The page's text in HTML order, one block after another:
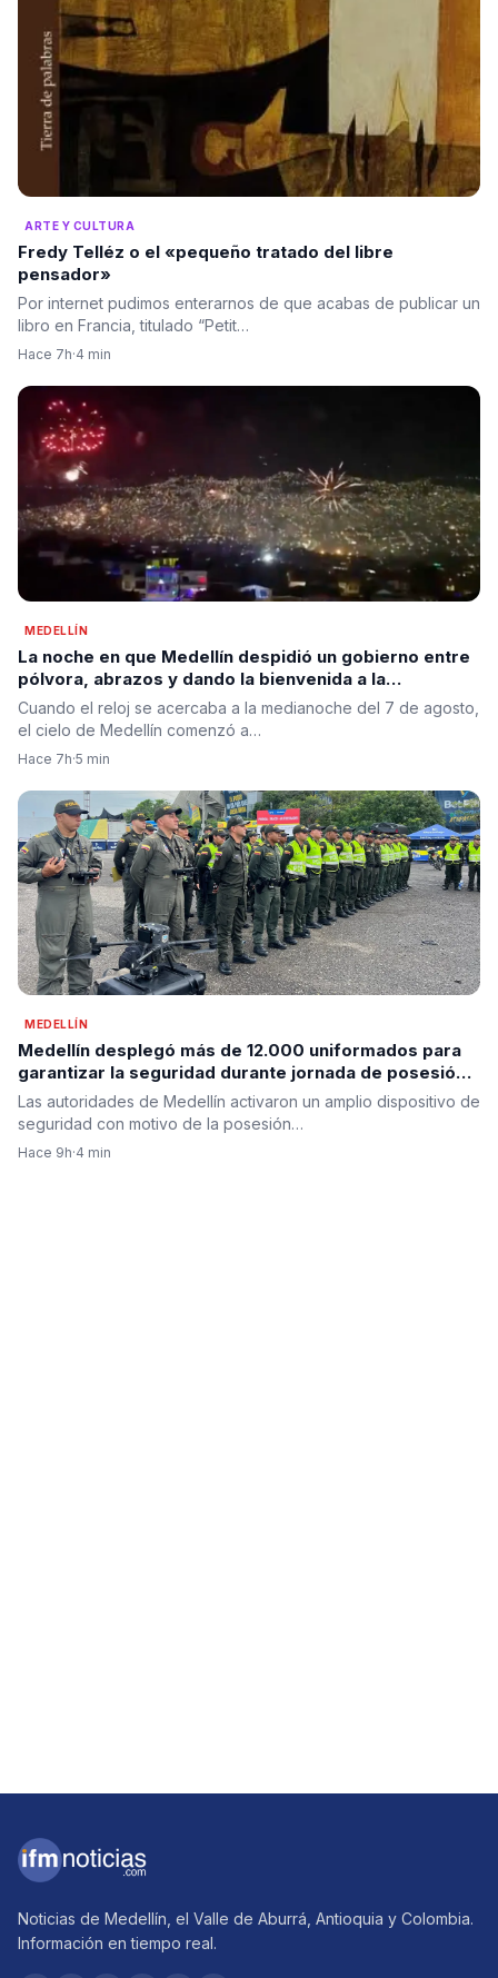
ARTE Y CULTURA
Fredy Telléz o el «pequeño tratado del libre
pensador»
Por internet pudimos enterarnos de que acabas de publicar un
libro en Francia, titulado “Petit…
Hace 7h·4 min
MEDELLÍN
La noche en que Medellín despidió un gobierno entre
pólvora, abrazos y dando la bienvenida a la
esperanza de cambio
Cuando el reloj se acercaba a la medianoche del 7 de agosto,
el cielo de Medellín comenzó a…
Hace 7h·5 min
MEDELLÍN
Medellín desplegó más de 12.000 uniformados para
garantizar la seguridad durante jornada de posesión
presidencial en prevención
Las autoridades de Medellín activaron un amplio dispositivo de
seguridad con motivo de la posesión…
Hace 9h·4 min
Noticias de Medellín, el Valle de Aburrá, Antioquia y Colombia.
Información en tiempo real.